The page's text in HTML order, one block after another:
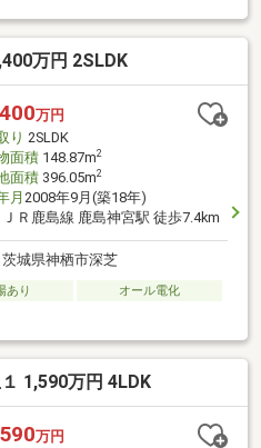
低層住居専用地域の落ち着い
歩1分・鉢形小学校まで徒歩
オン鹿嶋店まで車で5分・鹿
のご見学は随時承っておりま
い。
万円 2SLDK
万円
り 2SLDK
面積148.87m2
面積396.05m2
月 2008年9月(築18年)
ＪＲ鹿島線 鹿島神宮駅 徒歩7.4km
茨城県神栖市深芝
あり
オール電化
1,590万円 4LDK
万円